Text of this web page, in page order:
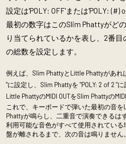
設定は'POLY: OFF'または'POLY: (#)
最初の数字はこのSlim Phattyがど
り当てられているかを表し、2番
の総数を設定します。
例えば、 Slim PhattyとLittle Phattyがあれ
"に設定し、 Slim Phattyを "POLY: 2 of 2 "
Little PhattyのMIDI OUTをSlim Phattyの
これで、キーボードで弾いた最初の音
Phattyが鳴らし、二重音で演奏できるは
利用可能な音色がすべて使用されてい
盤が離されるまで、次の音は鳴りません。